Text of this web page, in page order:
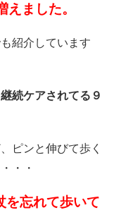
えました。
紹介しています
続ケアされてる９
ピンと伸びて歩く
・・
を忘れて歩いて